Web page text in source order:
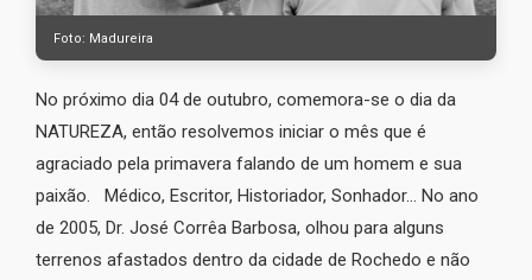
Foto: Madureira
No próximo dia 04 de outubro, comemora-se o dia da
NATUREZA, então resolvemos iniciar o mês que é
agraciado pela primavera falando de um homem e sua
paixão. Médico, Escritor, Historiador, Sonhador... No ano
de 2005, Dr. José Corrêa Barbosa, olhou para alguns
terrenos afastados dentro da cidade de Rochedo e não